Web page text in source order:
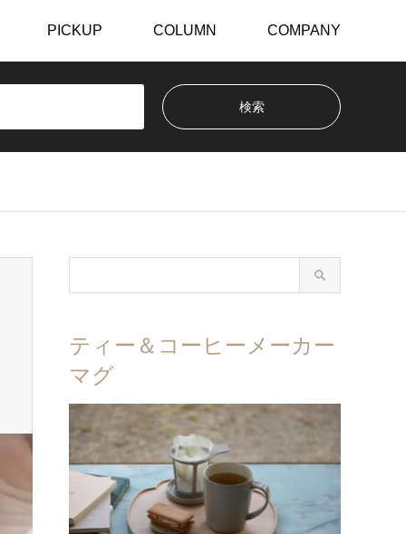
PICKUP COLUMN COMPANY
ティー＆コーヒーメーカー
マグ